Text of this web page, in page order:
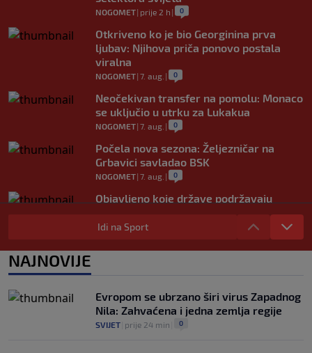
NOGOMET| prije 2 h | 0
Otkriveno ko je bio Georginina prva
ljubav: Njihova priča ponovo postala
viralna
NOGOMET| 7. aug. | 0
Neočekivan transfer na pomolu: Monaco
se uključio u utrku za Lukakua
NOGOMET| 7. aug. | 0
Počela nova sezona: Željezničar na
Grbavici savladao BSK
NOGOMET| 7. aug. | 0
Objavljeno koje države podržavaju
Infantina, a koje traže promjene: HNS
odavno zauzeo stranu
prvenstvo ispod cijene?
NOGOMET |7. aug.| 0
Idi na Sport
NAJNOVIJE
Evropom se ubrzano širi virus Zapadnog
Nila: Zahvaćena i jedna zemlja regije
SVIJET prije 24 min 0